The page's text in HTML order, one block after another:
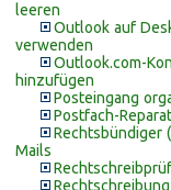
leeren
Outlook auf
verwenden
Outlook.com-
hinzufügen
Posteingang
Postfach-
Rechtsbündiger
Mails